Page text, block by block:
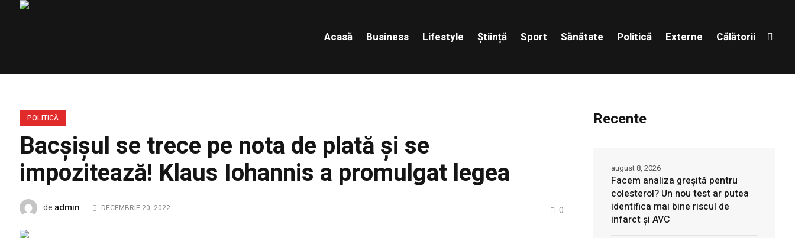
Acasă Business Lifestyle Știință Sport Sănătate Politică Externe Călătorii
POLITICĂ
Bacșișul se trece pe nota de plată și se
impozitează! Klaus Iohannis a promulgat legea
0
de admin DECEMBRIE 20, 2022
Recente
Facem analiza greșită pentru
colesterol? Un nou test ar putea
identifica mai bine riscul de
infarct și AVC
august 8, 2026